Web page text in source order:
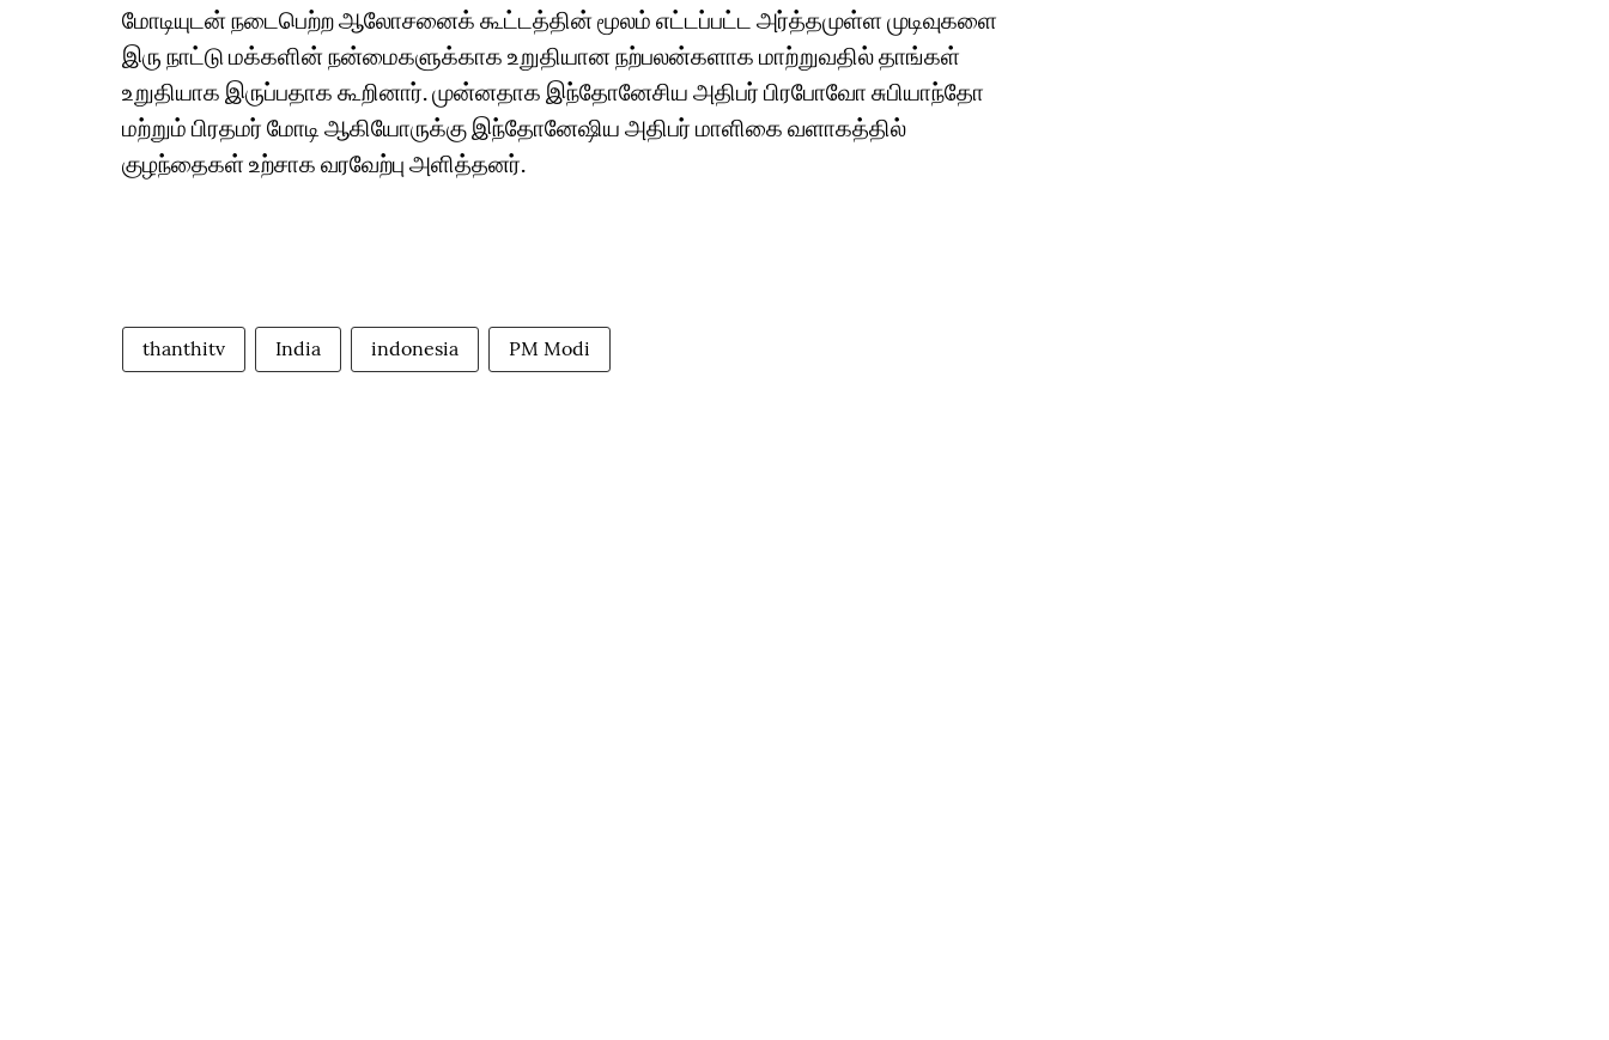
மோடியுடன் நடைபெற்ற ஆலோசனைக் கூட்டத்தின் மூலம் எட்டப்பட்ட அர்த்தமுள்ள முடிவுகளை
இரு நாட்டு மக்களின் நன்மைகளுக்காக உறுதியான நற்பலன்களாக மாற்றுவதில் தாங்கள்
உறுதியாக இருப்பதாக கூறினார். முன்னதாக இந்தோனேசிய அதிபர் பிரபோவோ சுபியாந்தோ
மற்றும் பிரதமர் மோடி ஆகியோருக்கு இந்தோனேஷிய அதிபர் மாளிகை வளாகத்தில்
குழந்தைகள் உற்சாக வரவேற்பு அளித்தனர்.
thanthitv India indonesia PM Modi